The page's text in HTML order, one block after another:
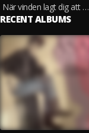
När vinden lagt dig att vila
RECENT ALBUMS